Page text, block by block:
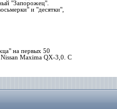
"Запорожец".
и "десятки",
на первых 50
Maxima QX-3,0. С